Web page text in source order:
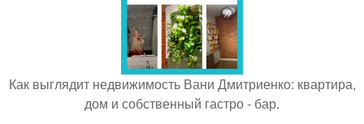
Как выглядит недвижимость Вани Дмитриенко: квартира,
дом и собственный гастро - бар.